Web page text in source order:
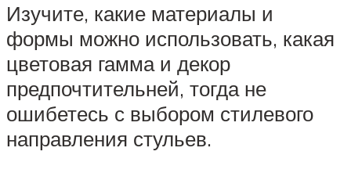
Изучите, какие материалы и
формы можно использовать, какая
цветовая гамма и декор
предпочтительней, тогда не
ошибетесь с выбором стилевого
направления стульев.